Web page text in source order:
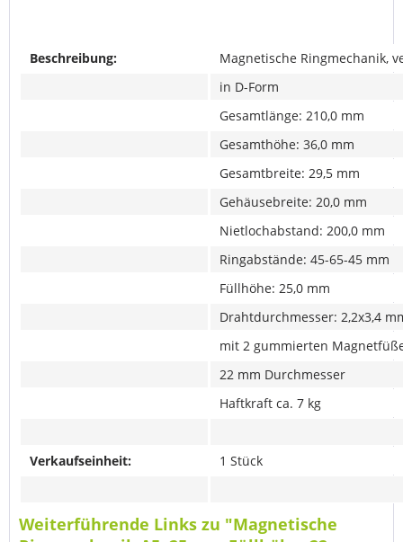
Beschreibung:
Magnetische Ringmechanik,
in D-Form
Gesamtlänge: 210,0 mm
Gesamthöhe: 36,0 mm
Gesamtbreite: 29,5 mm
Gehäusebreite: 20,0 mm
Nietlochabstand: 200,0 mm
Ringabstände: 45-65-45 mm
Füllhöhe: 25,0 mm
Drahtdurchmesser: 2,2x3,4
mit 2 gummierten
22 mm Durchmesser
Haftkraft ca. 7 kg
Verkaufseinheit: 1 Stück
Weiterführende Links zu "Magnetische